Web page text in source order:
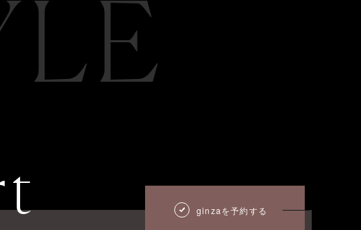
ginzaを予約する